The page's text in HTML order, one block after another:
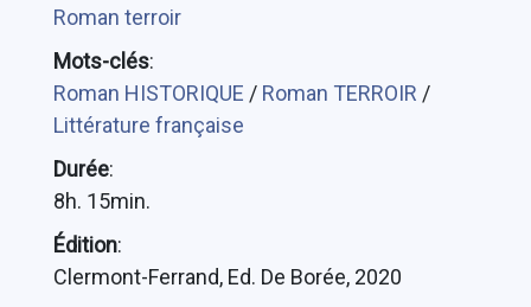
Roman terroir
Mots-clés:
Roman HISTORIQUE / Roman TERROIR /
Littérature française
Durée:
8h. 15min.
Édition:
Clermont-Ferrand, Ed. De Borée, 2020